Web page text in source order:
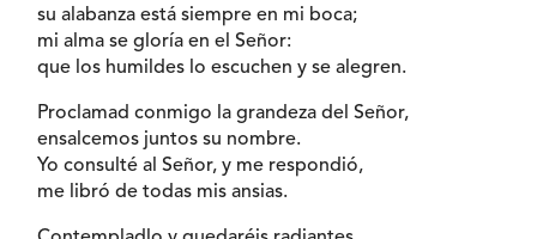
su alabanza está siempre en mi boca;
mi alma se gloría en el Señor:
que los humildes lo escuchen y se alegren.
Proclamad conmigo la grandeza del Señor,
ensalcemos juntos su nombre.
Yo consulté al Señor, y me respondió,
me libró de todas mis ansias.